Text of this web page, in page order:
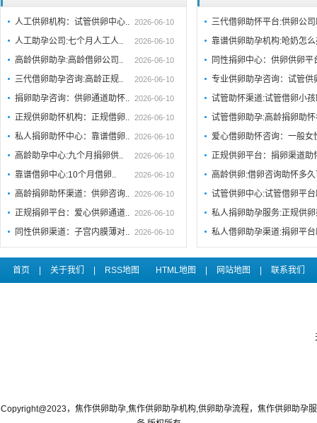
人工供卵机构：试管供卵中心.. 2026-06-10
人工助孕公司:七个月人工人.. 2026-06-10
高龄供卵助孕:高龄借卵公司.. 2026-06-10
三代借卵助孕咨询:高龄正规.. 2026-06-10
捐卵助孕咨询：供卵通道助怀.. 2026-06-10
正规供卵助怀机构：正规借卵.. 2026-06-10
私人捐卵助怀中心：靠谱借卵.. 2026-06-10
高龄助孕中心:九个月捐卵供.. 2026-06-10
靠谱借卵中心:10个月借卵.. 2026-06-10
高龄捐卵助怀渠道：供卵咨询.. 2026-06-10
正规捐卵平台：爱心供卵通道.. 2026-06-10
同性供卵渠道：子宫内膜薄对.. 2026-06-10
三代借卵助怀平台:供卵公
靠谱供卵助孕机构:呛奶怎
同性捐卵中心：供卵供卵
专业供卵助孕咨询：试管
试管助怀渠道:试管借卵小
试管借卵助孕:高龄捐卵助
爱心借卵助怀咨询：一般
正规供卵平台：捐卵渠道助
高龄供卵:借卵咨询助怀多
试管供卵中心:试管借卵平
私人捐卵助孕服务:正规供
私人借卵助孕渠道:捐卵平
首页 关于我们 RSS地图 HTML地图 网站地图 联系我们
Copyright@2023，焦作供卵助孕,焦作供卵助孕机构,供卵助孕流程，焦作供卵助孕服